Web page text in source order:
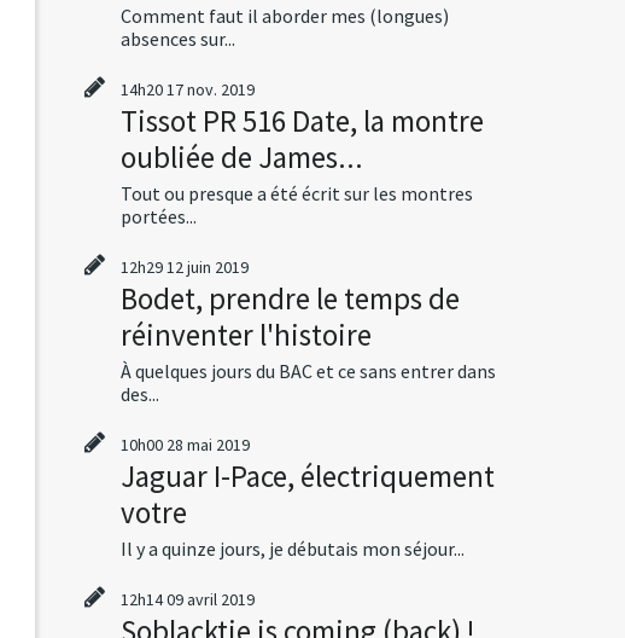
Comment faut il aborder mes (longues)
absences sur...
14h2017nov. 2019
Tissot PR 516 Date, la montre
oubliée de James...
Tout ou presque a été écrit sur les montres
portées...
12h2912juin 2019
Bodet, prendre le temps de
réinventer l'histoire
À quelques jours du BAC et ce sans entrer dans
des...
10h00 28 mai 2019
Jaguar I-Pace, électriquement
votre
Il y a quinze jours, je débutais mon séjour...
12h1409avril 2019